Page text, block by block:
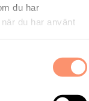
du har
du har använt